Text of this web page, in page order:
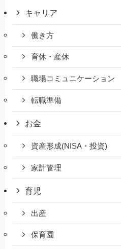
キャリア
働き方
育休・産休
職場コミュニケーション
転職準備
お金
資産形成(NISA・投資)
家計管理
育児
出産
保育園